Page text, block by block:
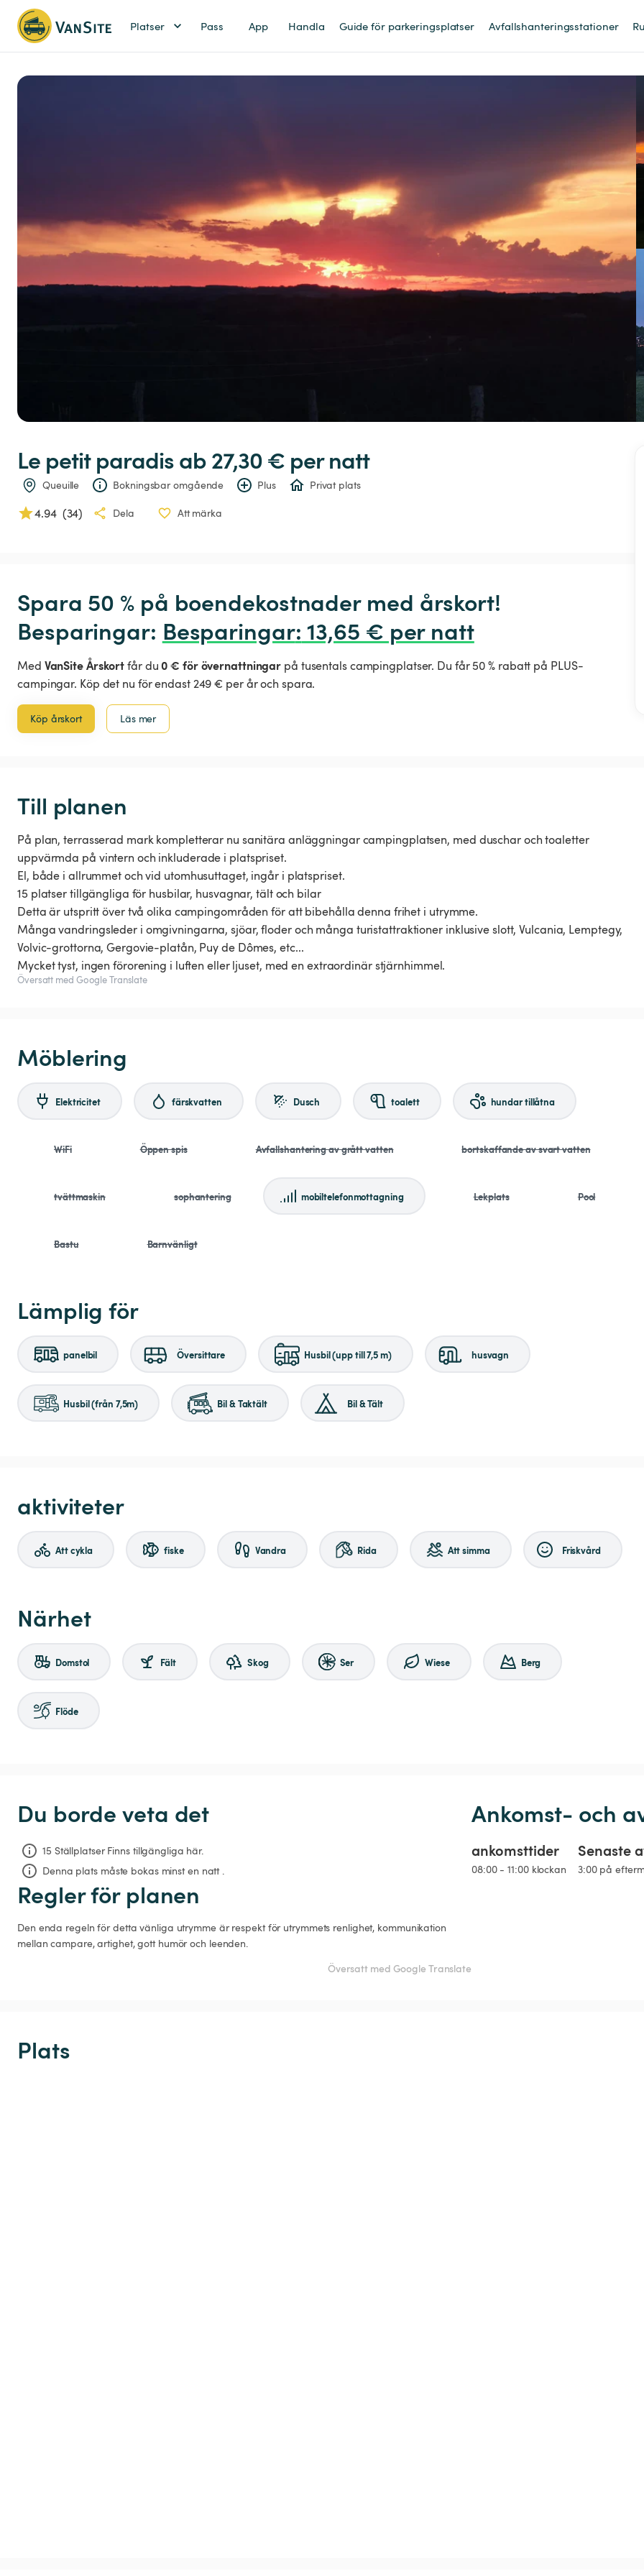
Platser Pass App Handla Guide för parkeringsplatser Avfallshanteringsstationer
Le petit paradis ab 27,30 € per natt
Queuille Bokningsbar omgående Plus Privat plats
4.94 (34) Dela Att märka
Spara 50 % på boendekostnader med årskort!
Besparingar: Besparingar: 13,65 € per natt
Med VanSite Årskortfår du0 € för övernattningar på tusentals campingplatser. Du får 50 % rabatt på PLUS-
campingar. Köp det nu för endast 249 € per år och spara.
Köp årskort Läs mer
Till planen
På plan, terrasserad mark kompletterar nu sanitära anläggningar campingplatsen, med duschar och toaletter
uppvärmda på vintern och inkluderade i platspriset.
El, både i allrummet och vid utomhusuttaget, ingår i platspriset.
15 platser tillgängliga för husbilar, husvagnar, tält och bilar
Detta är utspritt över två olika campingområden för att bibehålla denna frihet i utrymme.
Många vandringsleder i omgivningarna, sjöar, floder och många turistattraktioner inklusive slott, Vulcania, Lemptegy,
Volvic-grottorna, Gergovie-platån, Puy de Dômes, etc...
Översatt med Google Translate
Möblering
Elektricitet färskvatten Dusch toalett hundar tillåtna
WiFi Öppen spis Avfallshantering av grått vatten bortskaffande av svart vatten
tvättmaskin sophantering mobiltelefonmottagning Lekplats Pool
Bastu Barnvänligt
Lämplig för
panelbil Översittare Husbil (upp till 7,5 m) husvagn
Husbil (från 7,5m) Bil & Taktält Bil & Tält
aktiviteter
Att cykla fiske Vandra Rida Att simma Friskvård
Närhet
Domstol Fält Skog Ser Wiese Berg
Flöde
Du borde veta det
15 Ställplatser Finns tillgängliga här.
Denna plats måste bokas minst en natt .
Ankomst- och
ankomsttider
08:00 - 11:00 klockan
Senaste
3:00 på
Regler för planen
Den enda regeln för detta vänliga utrymme är respekt för utrymmets renlighet, kommunikation
mellan campare, artighet, gott humör och leenden.
Översatt med Google Translate
Plats